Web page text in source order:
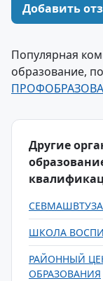
Добавить
Популярная
образование,
Другие
ШКОЛА
РАЙОННЫЙ
ОБРАЗОВАНИЯ